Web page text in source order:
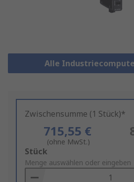
Alle
Zwischensumme (1 Stück)*
715,55 €
(ohne MwSt.)
Add
to
Basket
Stück
Menge auswählen oder eingeben